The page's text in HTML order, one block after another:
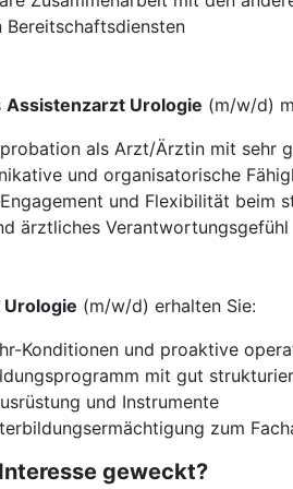
Bereitschaftsdiensten
Assistenzarzt Urologie (m/w/d)
als Arzt/Ärztin mit sehr
und organisatorische
und Flexibilität beim
ärztliches Verantwortungsgefühl
(m/w/d) erhalten Sie:
Konditionen und proaktive
mit gut
und Instrumente
zum
geweckt?